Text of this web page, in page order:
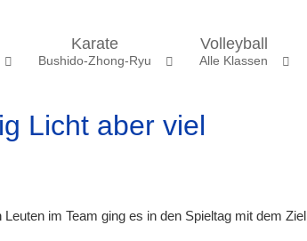
Karate
Bushido-Zhong-Ryu
Volleyball
Alle Klassen
Licht aber viel
im Team ging es in den Spieltag mit dem Ziel